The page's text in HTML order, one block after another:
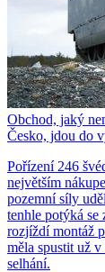
Obchod, jaký
Česko, jdou do
Pořízení 246
největším
pozemní síly
tenhle potýká
rozjíždí montáž
měla spustit už
selhání.